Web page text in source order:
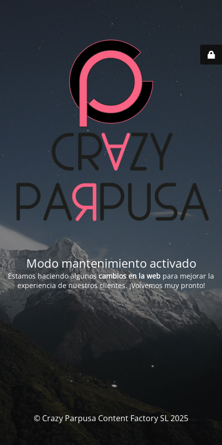
Modo mantenimiento activado
Estamos haciendo algunoscambios en la web para mejorar la
experiencia de nuestros clientes. ¡Volvemos muy pronto!
© Crazy Parpusa Content Factory SL 2025